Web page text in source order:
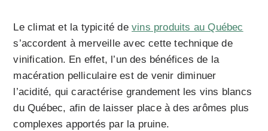
Le climat et la typicité devins produits au Québec
s’accordent à merveille avec cette technique de
vinification. En effet, l’un des bénéfices de la
macération pelliculaire est de venir diminuer
l’acidité, qui caractérise grandement les vins blancs
du Québec, afin de laisser place à des arômes plus
complexes apportés par la pruine.